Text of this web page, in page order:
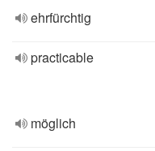
ehrfürchtig
practicable
möglich